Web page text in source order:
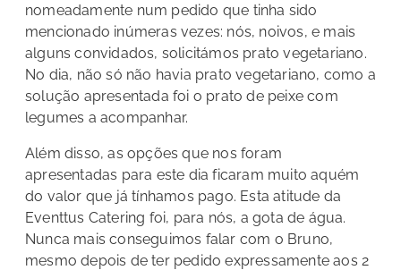
nomeadamente num pedido que tinha sido
mencionado inúmeras vezes: nós, noivos, e mais
alguns convidados, solicitámos prato vegetariano.
No dia, não só não havia prato vegetariano, como a
solução apresentada foi o prato de peixe com
legumes a acompanhar.
Além disso, as opções que nos foram
apresentadas para este dia ficaram muito aquém
do valor que já tínhamos pago. Esta atitude da
Eventtus Catering foi, para nós, a gota de água.
Nunca mais conseguimos falar com o Bruno,
mesmo depois de ter pedido expressamente aos 2